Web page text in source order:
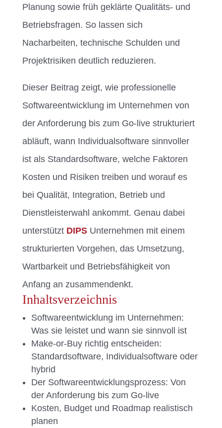
Planung sowie früh geklärte Qualitäts- und
Betriebsfragen. So lassen sich
Nacharbeiten, technische Schulden und
Projektrisiken deutlich reduzieren.
Dieser Beitrag zeigt, wie professionelle
Softwareentwicklung im Unternehmen von
der Anforderung bis zum Go-live strukturiert
abläuft, wann Individualsoftware sinnvoller
ist als Standardsoftware, welche Faktoren
Kosten und Risiken treiben und worauf es
bei Qualität, Integration, Betrieb und
Dienstleisterwahl ankommt. Genau dabei
unterstützt DIPSUnternehmen mit einem
strukturierten Vorgehen, das Umsetzung,
Wartbarkeit und Betriebsfähigkeit von
Anfang an zusammendenkt.
Inhaltsverzeichnis
Softwareentwicklung im Unternehmen:
Was sie leistet und wann sie sinnvoll ist
Make-or-Buy richtig entscheiden:
Standardsoftware, Individualsoftware oder
hybrid
Der Softwareentwicklungsprozess: Von
der Anforderung bis zum Go-live
Kosten, Budget und Roadmap realistisch
planen